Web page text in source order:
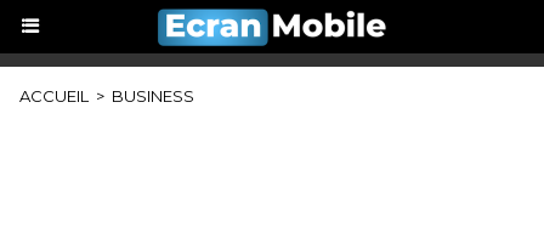
ACCUEIL > BUSINESS